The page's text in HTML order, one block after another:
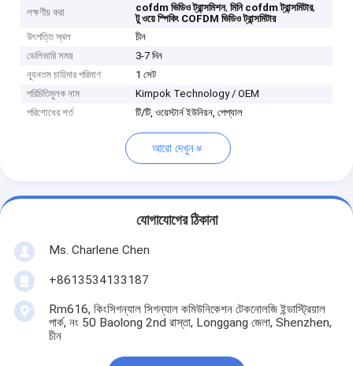
লক্ষণীয় করা cofdm ভিডিও ট্রান্সমিশন,মিনি cofdm ট্রান্সমিটার,
টু ওয়ে স্পিকিং COFDM ভিডিও ট্রান্সমিটার
উৎপত্তি স্থল
চীন
ডেলিভারি সময়
3-7 দিন
ন্যূনতম চাহিদার পরিমাণ
1 সেট
পরিচিতিমুলক নাম
Kimpok Technology / OEM
পরিশোধের শর্ত
টি/টি, ওয়েস্টার্ন ইউনিয়ন, পেপ্যাল
আরো দেখুন
যোগাযোগের ঠিকানা
Ms. Charlene Chen
+8613534133187
Rm616, কিংসিগন্যাল সিগন্যাল কমিউনিকেশন টেকনোলজি ইন্ডাস্ট্রিয়াল
পার্ক, নং 50 Baolong 2nd রাস্তা, Longgang জেলা, Shenzhen,
চীন